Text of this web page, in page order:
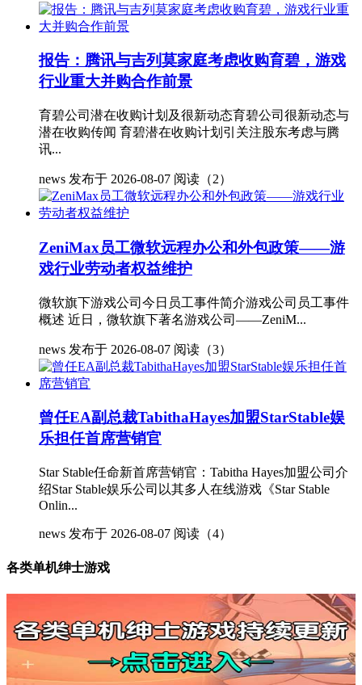
报告：腾讯与吉列莫家庭考虑收购育碧，游戏
行业重大并购合作前景
育碧公司潜在收购计划及很新动态育碧公司很新动态与
潜在收购传闻 育碧潜在收购计划引关注股东考虑与腾
讯...
news 发布于 2026-08-07 阅读（2）
ZeniMax员工微软远程办公和外包政策——游
戏行业劳动者权益维护
微软旗下游戏公司今日员工事件简介游戏公司员工事件
概述 近日，微软旗下著名游戏公司——ZeniM...
news 发布于 2026-08-07 阅读（3）
曾任EA副总裁TabithaHayes加盟StarStable娱
乐担任首席营销官
Star Stable任命新首席营销官：Tabitha Hayes加盟公司介
绍Star Stable娱乐公司以其多人在线游戏《Star Stable
Onlin...
news 发布于 2026-08-07 阅读（4）
各类单机绅士游戏